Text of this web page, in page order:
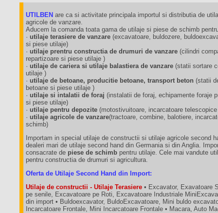
UTILBEN are ca si activitate principala importul si distributia de
agricole de vanzare.
Aducem la comanda toata gama de utilaje si piese de schimb
· utilaje terasiere de vanzare (excavatoare, buldozere,
si piese utilaje)
· utilaje prentru constructia de drumuri de vanzare (cilindri
repartizoare si piese utilaje )
· utilaje de cariera si utilaje balastiera de vanzare (statii sortare
utilaje )
· utilaje de betoane, producitie betoane, transport beton (statii
betoane si piese utilaje )
· utilaje si intalatii de foraj (instalatii de foraj, echipamente foraje
si piese utilaje)
· utilaje pentru depozite (motostivuitoare, incarcatoare
· utilaje agricole de vanzare(tractoare, combine, balotiere,
schimb)
Importam in special utilaje de constructii si utilaje agricole second
dealeri mari de utilaje second hand din Germania si din Anglia.
consacrate de piese de schimb pentru utilaje. Cele mai vandute
pentru constructia de drumuri si agricultura.
Oferta de Utilaje Second Hand din Import:
Utilaje de constructii - Utilaje Terasiere • Excavator, Exavatoare
pe senile, Excavatoare pe Roti, Excavatoare Industriale
din import • Buldoexcavator, BuldoExcavatoare, Mini buldo
Incarcatoare Frontale, Mini Incarcatoare Frontale • Macara, Auto